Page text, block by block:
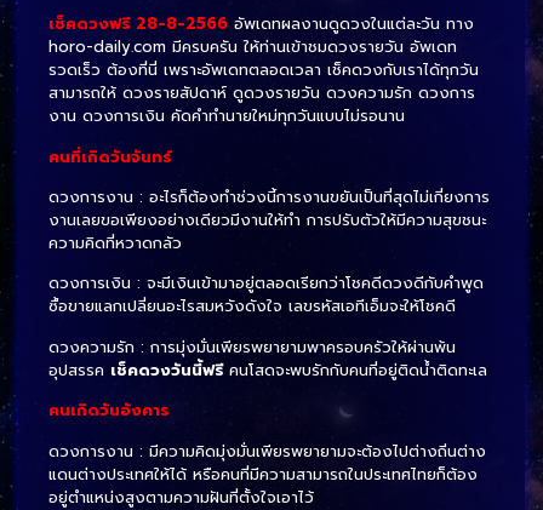
เช็คดวงฟรี 28-8-2566 อัพเดทผลงานดูดวงในแต่ละวัน ทาง
horo-daily.com มีครบครัน ให้ท่านเข้าชมดวงรายวัน อัพเดท
รวดเร็ว ต้องที่นี่ เพราะอัพเดทตลอดเวลา เช็คดวงกับเราได้ทุกวัน
สามารถให้ ดวงรายสัปดาห์ ดูดวงรายวัน ดวงความรัก ดวงการ
งาน ดวงการเงิน คัดคำทำนายใหม่ทุกวันแบบไม่รอนาน
คนที่เกิดวันจันทร์
ดวงการงาน : อะไรก็ต้องทำช่วงนี้การงานขยันเป็นที่สุดไม่เกี่ยงการ
งานเลยขอเพียงอย่างเดียวมีงานให้ทำ การปรับตัวให้มีความสุขชนะ
ความคิดที่หวาดกลัว
ดวงการเงิน : จะมีเงินเข้ามาอยู่ตลอดเรียกว่าโชคดีดวงดีกับคำพูด
ซื้อขายแลกเปลี่ยนอะไรสมหวังดังใจ เลขรหัสเอทีเอ็มจะให้โชคดี
ดวงความรัก : การมุ่งมั่นเพียรพยายามพาครอบครัวให้ผ่านพ้น
อุปสรรค เช็คดวงวันนี้ฟรี คนโสดจะพบรักกับคนที่อยู่ติดน้ำติดทะเล
คนเกิดวันอังคาร
ดวงการงาน : มีความคิดมุ่งมั่นเพียรพยายามจะต้องไปต่างถิ่นต่าง
แดนต่างประเทศให้ได้ หรือคนที่มีความสามารถในประเทศไทยก็ต้อง
อยู่ตำแหน่งสูงตามความฝันที่ตั้งใจเอาไว้